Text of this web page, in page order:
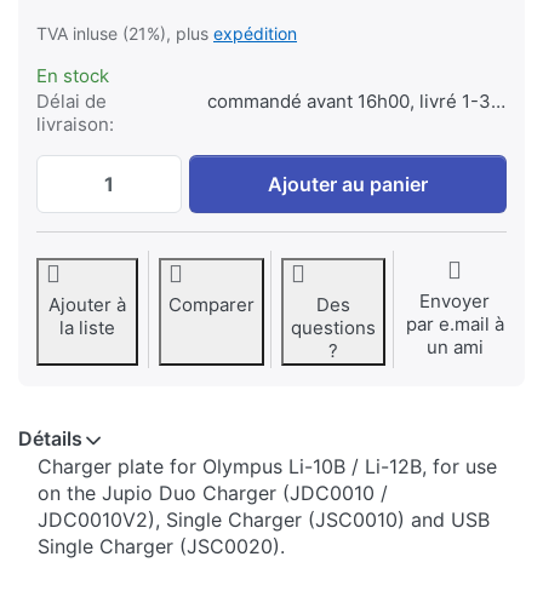
TVA inluse (21%), plus expédition
En stock
Délai de
livraison:
commandé avant 16h00, livré 1-3 jours
Jupio Charger Plate for Olympus Li-10B/
Ajouter au panier
Ajouter à
la liste
Comparer
Des
questions
?
Envoyer
par e.mail à
un ami
Détails
​​​​​​​​​​​​​​​​​​​​​​​​​Charger plate for Olympus Li-10B / Li-12B, for use
on the Jupio Duo Charger (JDC0010 /
JDC0010V2), Single Charger (JSC0010) and USB
Single Charger (JSC0020).